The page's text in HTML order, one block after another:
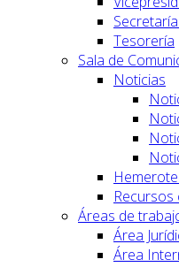
Tesorería
Sala de
Noticias
Recursos
Áreas de
Área
Área